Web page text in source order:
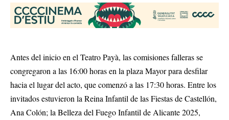
Antes del inicio en el Teatro Payà, las comisiones falleras se
congregaron a las 16:00 horas en la plaza Mayor para desfilar
hacia el lugar del acto, que comenzó a las 17:30 horas. Entre los
invitados estuvieron la Reina Infantil de las Fiestas de Castellón,
Ana Colón; la Belleza del Fuego Infantil de Alicante 2025,